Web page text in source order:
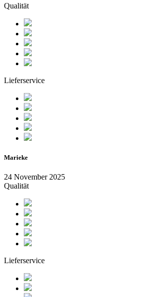
Qualität
Lieferservice
Marieke
24 November 2025
Qualität
Lieferservice